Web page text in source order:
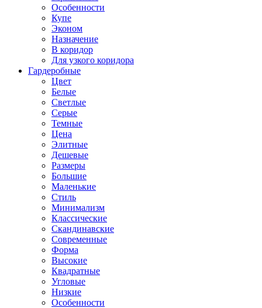
Особенности
Купе
Эконом
Назначение
В коридор
Для узкого коридора
Гардеробные
Цвет
Белые
Светлые
Серые
Темные
Цена
Элитные
Дешевые
Размеры
Большие
Маленькие
Стиль
Минимализм
Классические
Скандинавские
Современные
Форма
Высокие
Квадратные
Угловые
Низкие
Особенности